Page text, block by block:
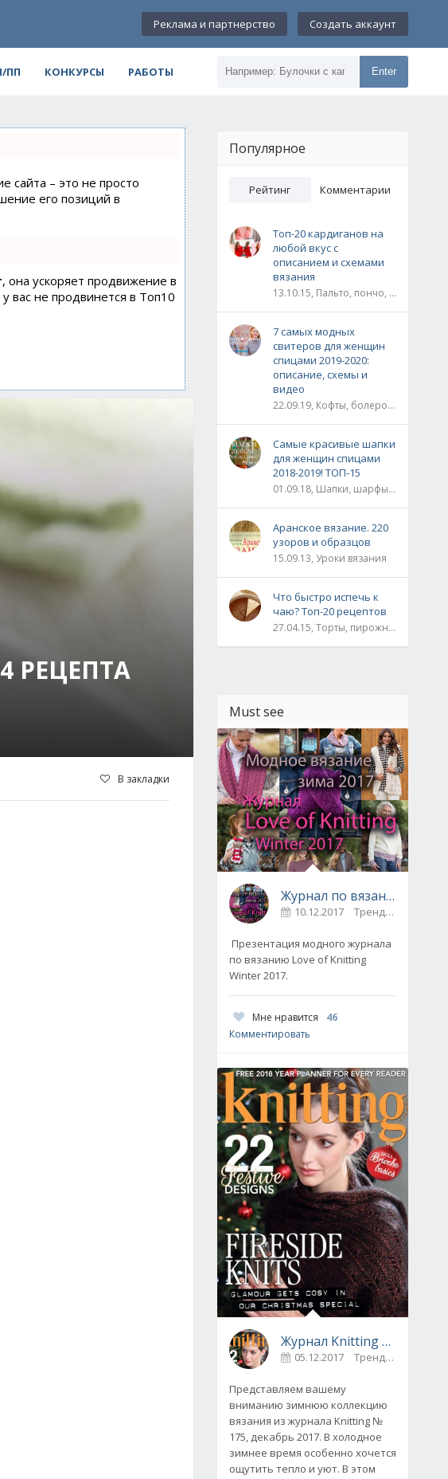
Реклама и партнерство Создать аккаунт
ПП КОНКУРСЫ РАБОТЫ Enter
сайта – это не просто
его позиций в
, она ускоряет продвижение в
вас не продвинется в Топ10
РЕЦЕПТА
В закладки
Популярное
Рейтинг Комментарии
Топ-20 кардиганов на
любой вкус с
описанием и схемами
вязания
13.10.15, Пальто, пончо, кардиганы
7 самых модных
свитеров для женщин
спицами 2019-2020:
описание, схемы и
видео
22.09.19, Кофты, болеро, жакеты, жилеты, пуловеры и свитера
Самые красивые шапки
для женщин спицами
2018-2019! ТОП-15
01.09.18, Шапки, шарфы, шали, снуды и палантины
Аранское вязание. 220
узоров и образцов
15.09.13, Уроки вязания
Что быстро испечь к
чаю? Топ-20 рецептов
27.04.15, Торты, пирожные, рулеты / Булки, пироги / Печенье, кексы, маффины / На скорую руку
Must see
Журнал по вязанию Love of Knitting выпуск Зима 2017
10.12.2017 Тренды / Вдохновение
Презентация модного журнала
по вязанию Love of Knitting
Winter 2017.
Мне нравится
46
Комментировать
Журнал Knitting № 175, декабрь 2017
05.12.2017 Тренды
Представляем вашему
вниманию зимнюю коллекцию
вязания из журнала Knitting №
175, декабрь 2017. В холодное
зимнее время особенно хочется
ощутить тепло и уют. В этом